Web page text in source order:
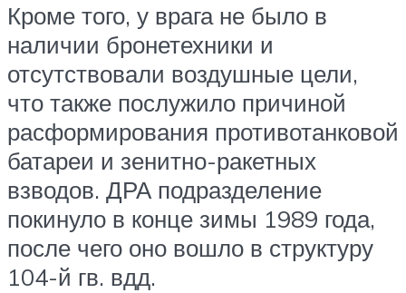
Кроме того, у врага не было в
наличии бронетехники и
отсутствовали воздушные цели,
что также послужило причиной
расформирования противотанковой
батареи и зенитно-ракетных
взводов. ДРА подразделение
покинуло в конце зимы 1989 года,
после чего оно вошло в структуру
104-й гв. вдд.